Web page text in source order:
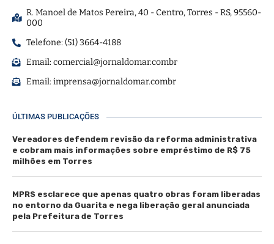
R. Manoel de Matos Pereira, 40 - Centro, Torres - RS, 95560-
000
Telefone: (51) 3664-4188
Email:comercial@jornaldomar.combr
Email:imprensa@jornaldomar.combr
ÚLTIMAS PUBLICAÇÕES
Vereadores defendem revisão da reforma administrativa
e cobram mais informações sobre empréstimo de R$ 75
milhões em Torres
MPRS esclarece que apenas quatro obras foram liberadas
no entorno da Guarita e nega liberação geral anunciada
pela Prefeitura de Torres